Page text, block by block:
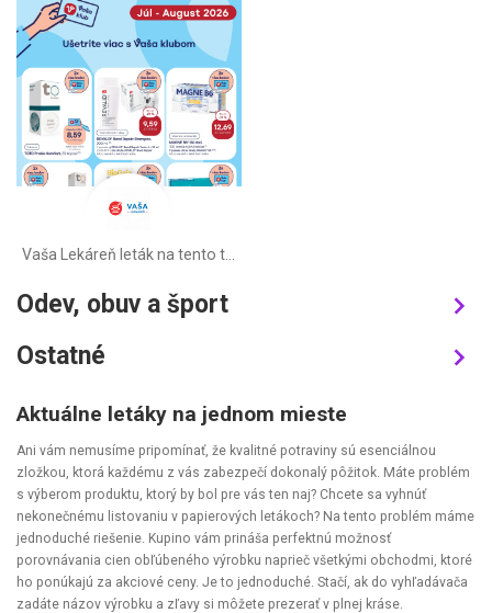
Vaša Lekáreň leták na tento týždeň
Odev, obuv a šport
Ostatné
Aktuálne letáky na jednom mieste
Ani vám nemusíme pripomínať, že kvalitné potraviny sú esenciálnou
zložkou, ktorá každému z vás zabezpečí dokonalý pôžitok. Máte problém
s výberom produktu, ktorý by bol pre vás ten naj? Chcete sa vyhnúť
nekonečnému listovaniu v papierových letákoch? Na tento problém máme
jednoduché riešenie. Kupino vám prináša perfektnú možnosť
porovnávania cien obľúbeného výrobku naprieč všetkými obchodmi, ktoré
ho ponúkajú za akciové ceny. Je to jednoduché. Stačí, ak do vyhľadávača
zadáte názov výrobku a zľavy si môžete prezerať v plnej kráse.